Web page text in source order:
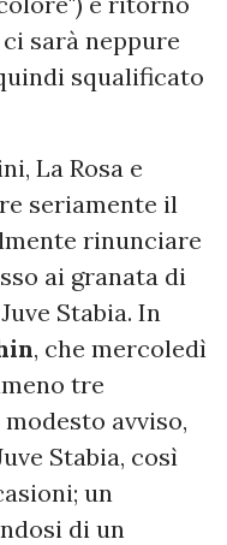
sarà neppure
squalificato
La Rosa e
seriamente il
rinunciare
ai granata di
Stabia. In
, che mercoledì
tre
avviso,
Stabia, così
un
di un